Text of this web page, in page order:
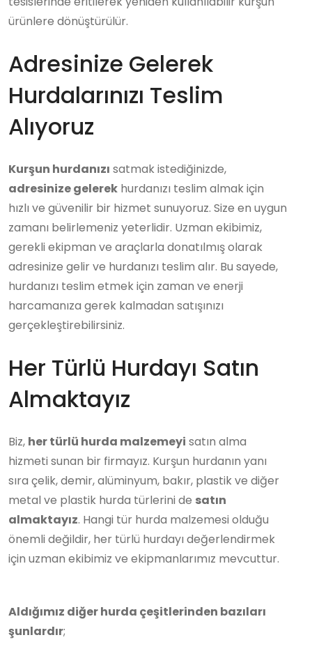
ürünlere dönüştürülür.
Adresinize Gelerek
Hurdalarınızı Teslim
Alıyoruz
Kurşun hurdanızı satmak istediğinizde,
adresinize gelerek hurdanızı teslim almak için
hızlı ve güvenilir bir hizmet sunuyoruz. Size en uygun
zamanı belirlemeniz yeterlidir. Uzman ekibimiz,
gerekli ekipman ve araçlarla donatılmış olarak
adresinize gelir ve hurdanızı teslim alır. Bu sayede,
hurdanızı teslim etmek için zaman ve enerji
harcamanıza gerek kalmadan satışınızı
gerçekleştirebilirsiniz.
Her Türlü Hurdayı Satın
Almaktayız
Biz, her türlü hurda malzemeyi satın alma
hizmeti sunan bir firmayız. Kurşun hurdanın yanı
sıra çelik, demir, alüminyum, bakır, plastik ve diğer
metal ve plastik hurda türlerini de satın
almaktayız. Hangi tür hurda malzemesi olduğu
önemli değildir, her türlü hurdayı değerlendirmek
için uzman ekibimiz ve ekipmanlarımız mevcuttur.
Aldığımız diğer hurda çeşitlerinden bazıları
şunlardır;